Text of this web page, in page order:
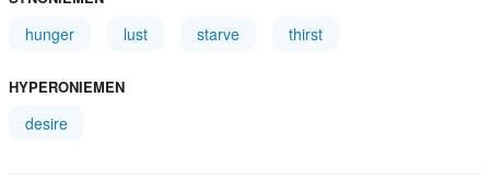
hunger lust starve thirst
HYPERONIEMEN
desire